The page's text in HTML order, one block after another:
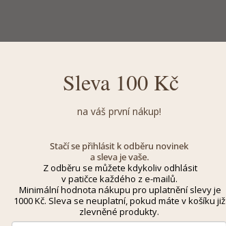
Sleva 100 Kč
na váš první nákup!
Stačí se přihlásit k odběru novinek
a sleva je vaše.
Z odběru se můžete kdykoliv odhlásit
v patičce každého z e-mailů.
Minimální hodnota nákupu pro uplatnění slevy je
1000 Kč. Sleva se neuplatní, pokud máte v košíku již
zlevněné produkty.